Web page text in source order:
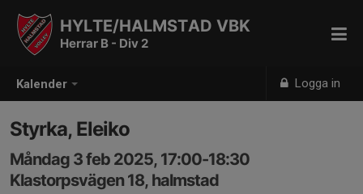
Kalender Logga in
HYLTE/HALMSTAD VBK
Herrar B - Div 2
Styrka, Eleiko
Måndag 3 feb 2025, 17:00-18:30
Klastorpsvägen 18, halmstad